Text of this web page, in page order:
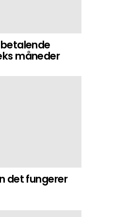
måneder
det fungerer